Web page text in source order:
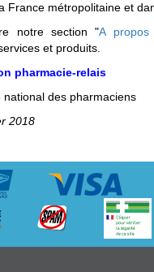
France métropolitaine et
notre section "A
et produits.
pharmacie-relais
national des pharmaciens
2018